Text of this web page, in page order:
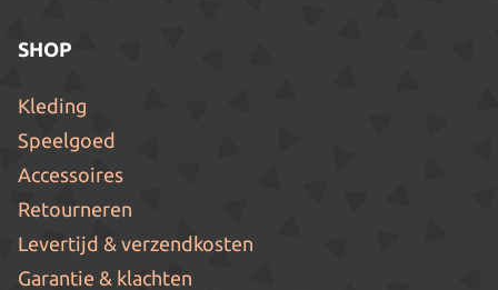
SHOP
Kleding
Speelgoed
Accessoires
Retourneren
Levertijd & verzendkosten
Garantie & klachten